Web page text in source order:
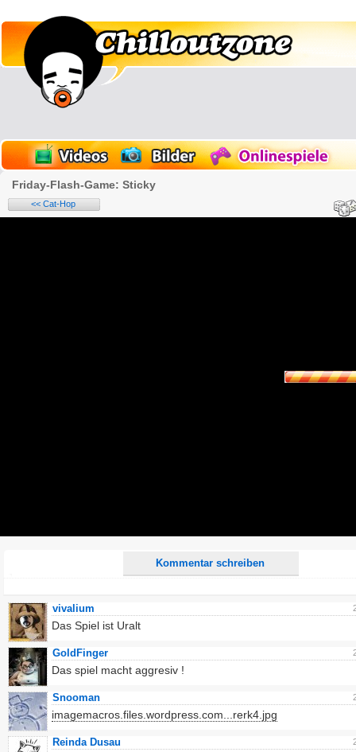
Friday-Flash-Game: Sticky
<< Cat-Hop
Kommentar schreiben
vivalium
Das Spiel ist Uralt
GoldFinger
Das spiel macht aggresiv !
Snooman
imagemacros.files.wordpress.com...rerk4.jpg
Reinda Dusau